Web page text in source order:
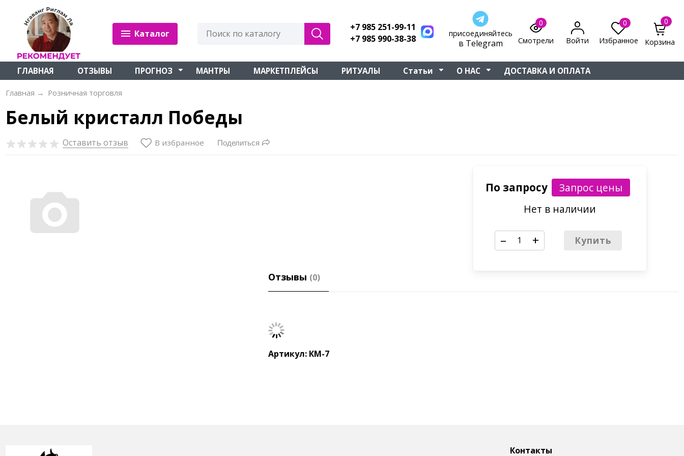
Каталог
+7 985 251-99-11
+7 985 990-38-38
присоединяйтесь
в Telegram
0
Смотрели
Войти
0
Избранное
0
Корзина
ГЛАВНАЯ ОТЗЫВЫ ПРОГНОЗ МАНТРЫ МАРКЕТПЛЕЙСЫ РИТУАЛЫ Статьи О НАС ДОСТАВКА И ОПЛАТА
Главная → Розничная торговля
Белый кристалл Победы
Оставить отзыв В избранное Поделиться
По запросу
Нет в наличии
– + Купить
Отзывы (0)
Артикул: КМ-7
Контакты